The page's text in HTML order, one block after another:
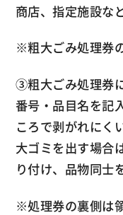
商店、指定施設な
※粗大ごみ処理券
③粗大ごみ処理券
番号・品目名を記
ころで剥がれにく
大ゴミを出す場合
り付け、品物同士
※処理券の裏側は